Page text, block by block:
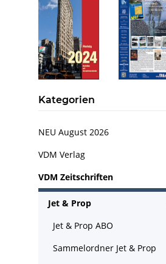
Kategorien
NEU August 2026
VDM Verlag
VDM Zeitschriften
Jet & Prop
Jet & Prop ABO
Sammelordner Jet & Prop